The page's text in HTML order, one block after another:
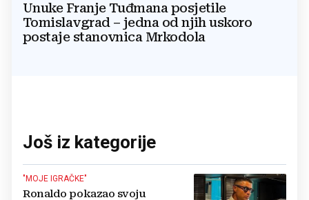
Unuke Franje Tuđmana posjetile
Tomislavgrad – jedna od njih uskoro
postaje stanovnica Mrkodola
Još iz kategorije
"MOJE IGRAČKE"
Ronaldo pokazao svoju